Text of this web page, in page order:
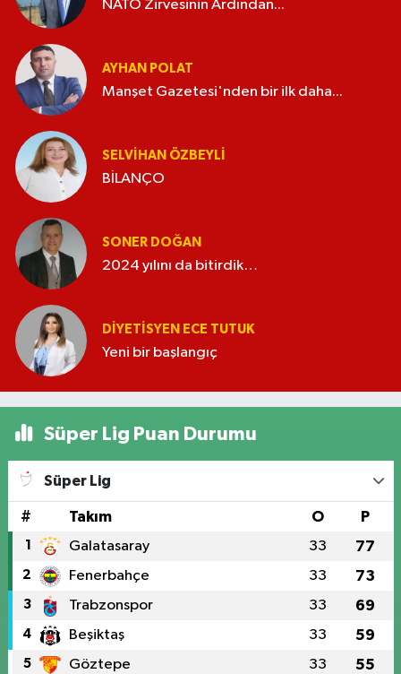
NATO Zirvesinin Ardından...
AYHAN POLAT
Manşet Gazetesi'nden bir ilk daha...
SELVIHAN ÖZBEYLI
BİLANÇO
SONER DOĞAN
2024 yılını da bitirdik…
DIYETISYEN ECE TUTUK
Yeni bir başlangıç
Süper Lig Puan Durumu
Süper Lig
# Takım O P
1 Galatasaray 33 77
2 Fenerbahçe 33 73
3 Trabzonspor 33 69
4 Beşiktaş 33 59
5 Göztepe 33 55